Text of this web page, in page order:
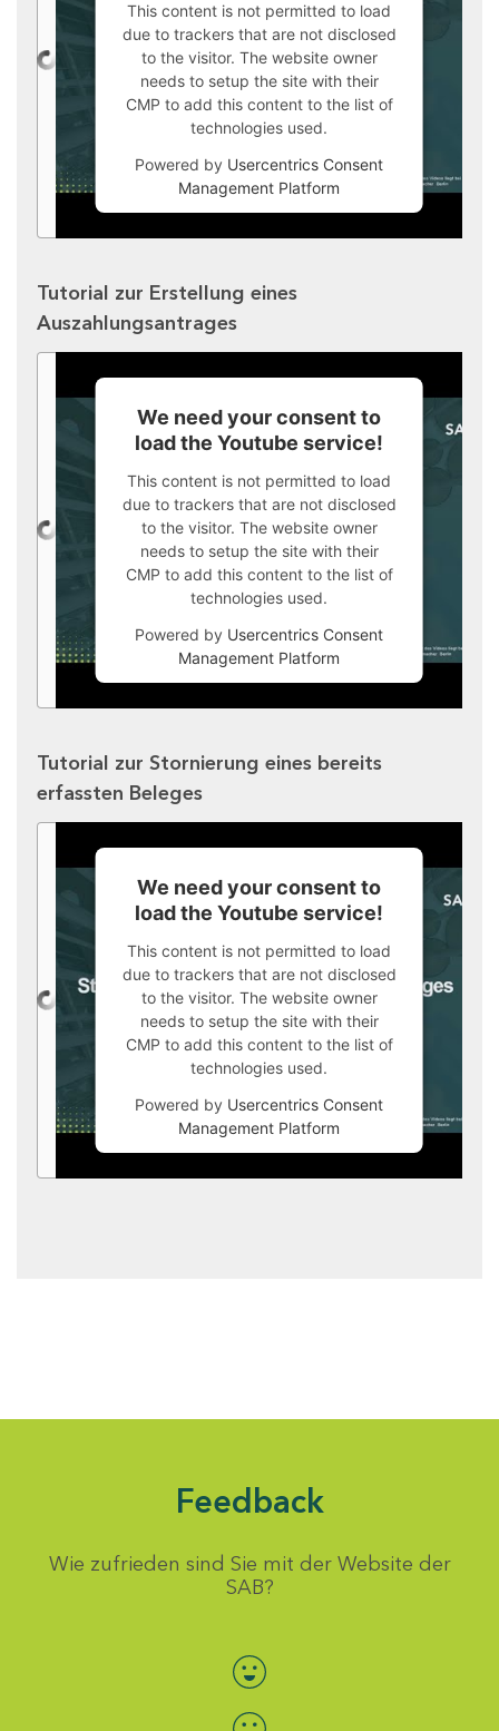
This content is not permitted to load
due to trackers that are not disclosed
to the visitor. The website owner
needs to setup the site with their
CMP to add this content to the list of
technologies used.
Powered by Usercentrics Consent
Management Platform
Tutorial zur Erstellung eines
Auszahlungsantrages
We need your consent to
load the Youtube service!
This content is not permitted to load
due to trackers that are not disclosed
to the visitor. The website owner
needs to setup the site with their
CMP to add this content to the list of
technologies used.
Powered by Usercentrics Consent
Management Platform
Tutorial zur Stornierung eines bereits
erfassten Beleges
We need your consent to
load the Youtube service!
This content is not permitted to load
due to trackers that are not disclosed
to the visitor. The website owner
needs to setup the site with their
CMP to add this content to the list of
technologies used.
Powered by Usercentrics Consent
Management Platform
Feedback
Wie zufrieden sind Sie mit der Website der
SAB?
Bewertung auswählen